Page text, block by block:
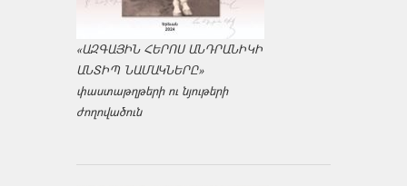
«ԱԶԳԱՅԻՆ ՀԵՐՈՍ ԱՆԴՐԱՆԻԿԻ
ԱՆՏԻՊ ՆԱՄԱԿՆԵՐԸ»
փաստաթղթերի ու նյութերի
ժողովածուն